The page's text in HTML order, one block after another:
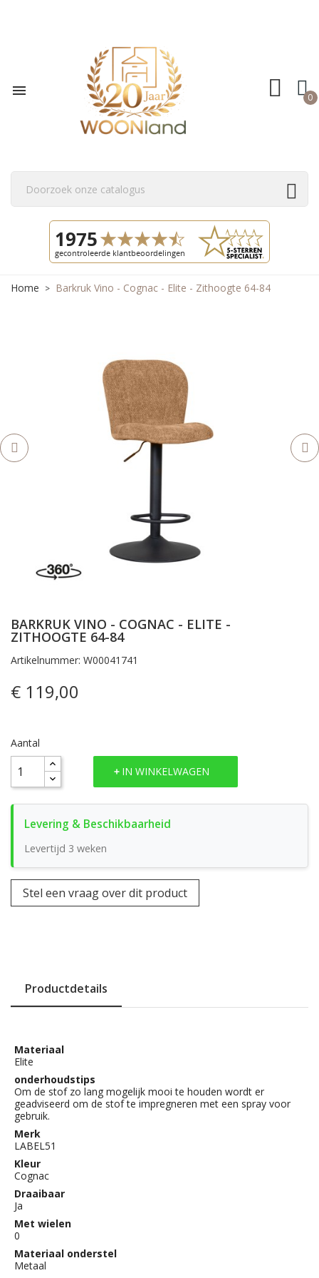
 0
Home Barkruk Vino - Cognac - Elite - Zithoogte 64-84
BARKRUK VINO - COGNAC - ELITE -
ZITHOOGTE 64-84
Artikelnummer: W00041741
€ 119,00
Aantal
IN WINKELWAGEN
Levertijd 3 weken
Stel een vraag over dit product
Productdetails
Materiaal
Elite
onderhoudstips
Om de stof zo lang mogelijk mooi te houden wordt er
geadviseerd om de stof te impregneren met een spray voor
gebruik.
Merk
LABEL51
Kleur
Cognac
Draaibaar
Ja
Met wielen
0
Materiaal onderstel
Metaal